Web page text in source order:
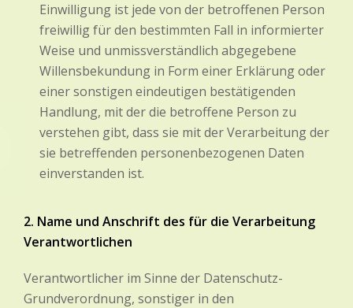
Einwilligung ist jede von der betroffenen Person
freiwillig für den bestimmten Fall in informierter
Weise und unmissverständlich abgegebene
Willensbekundung in Form einer Erklärung oder
einer sonstigen eindeutigen bestätigenden
Handlung, mit der die betroffene Person zu
verstehen gibt, dass sie mit der Verarbeitung der
sie betreffenden personenbezogenen Daten
einverstanden ist.
2. Name und Anschrift des für die Verarbeitung
Verantwortlichen
Verantwortlicher im Sinne der Datenschutz-
Grundverordnung, sonstiger in den